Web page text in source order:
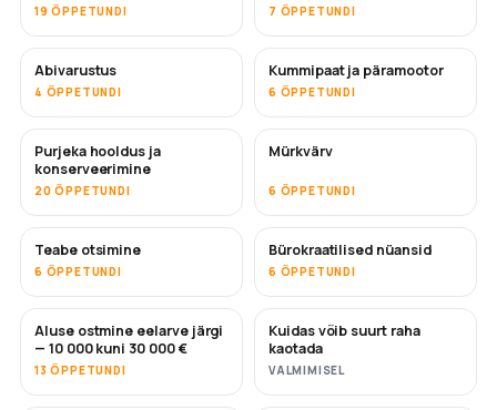
19 ÕPPETUNDI 7 ÕPPETUNDI
Abivarustus
4 ÕPPETUNDI
Kummipaat ja päramootor
6 ÕPPETUNDI
Purjeka hooldus ja
konserveerimine
20 ÕPPETUNDI
TULEMAS
Mürkvärv
6 ÕPPETUNDI
Teabe otsimine
6 ÕPPETUNDI
Bürokraatilised nüansid
6 ÕPPETUNDI
TULEMAS
Aluse ostmine eelarve järgi
— 10 000 kuni 30 000 €
13 ÕPPETUNDI
TULEMAS
Kuidas võib suurt raha
kaotada
VALMIMISEL